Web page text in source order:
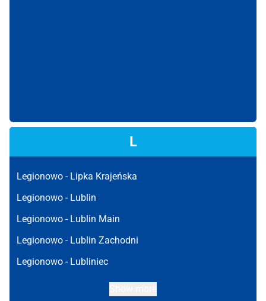
L
Legionowo - Lipka Krajeńska
Legionowo - Lublin
Legionowo - Lublin Main
Legionowo - Lublin Zachodni
Legionowo - Lubliniec